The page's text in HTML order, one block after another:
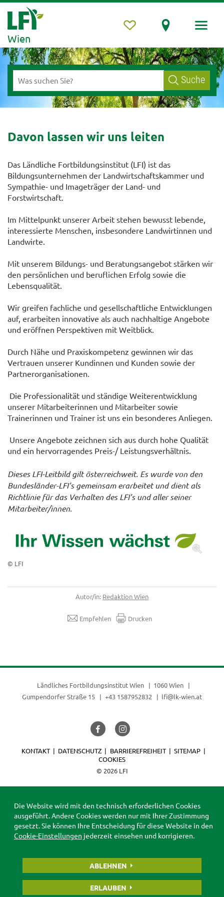
Wien
Suche
Davon lassen wir uns leiten
Das Ländliche Fortbildungsinstitut (LFI) ist das
Bildungsunternehmen der Landwirtschaftskammer und
Sympathie- und Imageträger der Land- und
Forstwirtschaft.
Im Mittelpunkt unserer Arbeit stehen bewusst lebende,
interessierte Menschen, insbesondere Landwirtinnen und
Landwirte.
Mit unserem Bildungs- und Beratungsangebot stärken wir
den persönlichen und beruflichen Erfolg sowie die
Lebensqualität.
Wir greifen fachliche und gesellschaftliche Entwicklungen
auf, erarbeiten innovative als auch nachhaltige Angebote
und eröffnen Perspektiven mit Weitblick.
Durch Nähe und Praxiskompetenz gewinnen wir das
Vertrauen unserer Kundinnen und Kunden sowie der
Partnerorganisationen.
Die Professionalität und ständige Weiterentwicklung
unserer Mitarbeiterinnen und Mitarbeiter sowie
Trainerinnen und Trainer ist uns ein besonderes Anliegen.
Unsere Angebote zeichnen sich aus durch hohe Qualität
und ein hervorragendes Preis-/ Leistungsverhältnis.
Dieses LFI-Leitbild gilt österreichweit. Es wurde von den
Bundesländer-LFI's gemeinsam erarbeitet und dient als
Richtlinie für das Verhalten des LFI's und aller seiner
Mitarbeiter/innen.
© LFI
Autor/in: Redaktion Wien
Empfehlen Drucken
Ländliches Fortbildungsinstitut Wien
1060 Wien
Gumpendorfer Straße 15
+43 1587952832 lfi@lk-wien.at
© 2026 LFI
KONTAKT DATENSCHUTZ BARRIEREFREIHEIT
SITEMAP
COOKIES
Die Website wird mit den technisch erforderlichen Cookies
ausgeführt. Andere Cookies werden nur mit Ihrer Zustimmung
gesetzt. Sie können Ihre Entscheidung für diese Website in den
Cookie-Einstellungen jederzeit einsehen und korrigieren.
ABLEHNEN
ERLAUBEN